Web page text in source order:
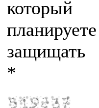
который
планируете
защищать
*